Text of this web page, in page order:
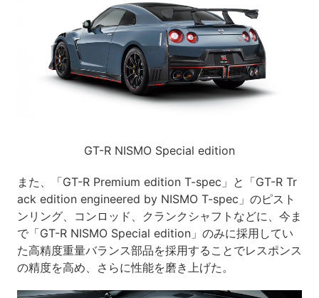
GT-R NISMO Special edition
また、「GT-R Premium edition T-spec」と「GT-R Tr
ack edition engineered by NISMO T-spec」のピスト
ンリング、コンロッド、クランクシャフトなどに、今ま
で「GT-R NISMO Special edition」のみに採用してい
た高精度重量バランス部品を採用することでレスポンス
の精度を高め、さらに性能を磨き上げた。